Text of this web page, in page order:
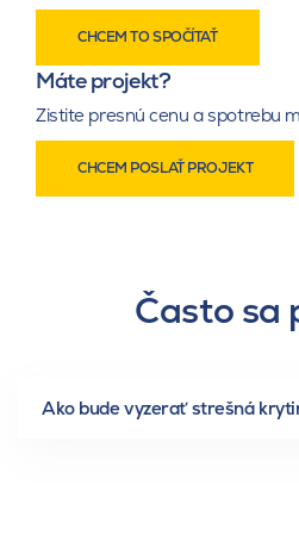
CHCEM TO SPOČÍTAŤ
Máte projekt?
Zistite presnú cenu a spotrebu
CHCEM POSLAŤ PROJEKT
Často sa
Ako bude vyzerať strešná